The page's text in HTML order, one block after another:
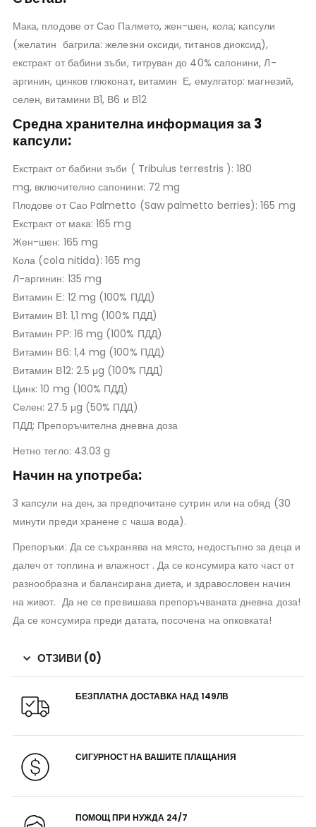
Мака, плодове от Сао Палмето, жен-шен, кола; капсули
(желатин багрила: железни оксиди, титанов диоксид),
екстракт от бабини зъби, титруван до 40% сапонини, Л-
аргинин, цинков глюконат, витамин Е, емулгатор: магнезий,
селен, витамини В1, В6 и В12
Средна хранителна информация за 3
капсули:
Екстракт от бабини зъби ( Tribulus terrestris ): 180
mg, включително сапонини: 72 mg
Плодове от Сао Palmetto (Saw palmetto berries): 165 mg
Екстракт от мака: 165 mg
Жен-шен: 165 mg
Кола (cola nitida): 165 mg
Л-аргинин: 135 mg
Витамин Е: 12 mg (100% ПДД)
Витамин В1: 1,1 mg (100% ПДД)
Витамин РР: 16 mg (100% ПДД)
Витамин В6: 1,4 mg (100% ПДД)
Витамин В12: 2.5 μg (100% ПДД)
Цинк: 10 mg (100% ПДД)
Селен: 27.5 μg (50% ПДД)
ПДД: Препоръчителна дневна доза
Нетно тегло: 43.03 g
Начин на употреба:
3 капсули на ден, за предпочитане сутрин или на обяд (30
минути преди хранене с чаша вода).
Препоръки: Да се съхранява на място, недостъпно за деца и
далеч от топлина и влажност . Да се консумира като част от
разнообразна и балансирана диета, и здравословен начин
на живот. Да не се превишава препоръчваната дневна доза!
Да се консумира преди датата, посочена на опковката!
ОТЗИВИ (0)
БЕЗПЛАТНА ДОСТАВКА НАД 149ЛВ
СИГУРНОСТ НА ВАШИТЕ ПЛАЩАНИЯ
ПОМОЩ ПРИ НУЖДА 24/7